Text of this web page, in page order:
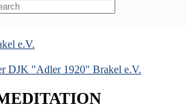
DJK "Adler 1920" Brakel e.V.